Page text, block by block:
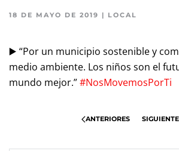
18 DE MAYO DE 2019 | LOCAL
▶️ “Por un municipio sostenible y
medio ambiente. Los niños son el
mundo mejor.”#NosMovemosPorTi
ANTERIORES